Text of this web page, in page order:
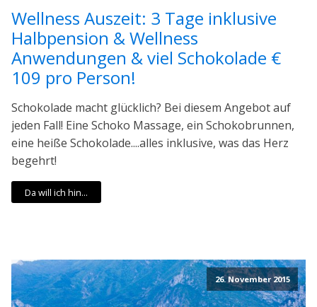
Wellness Auszeit: 3 Tage inklusive
Halbpension & Wellness
Anwendungen & viel Schokolade €
109 pro Person!
Schokolade macht glücklich? Bei diesem Angebot auf
jeden Fall! Eine Schoko Massage, ein Schokobrunnen,
eine heiße Schokolade....alles inklusive, was das Herz
begehrt!
Da will ich hin...
26. November 2015